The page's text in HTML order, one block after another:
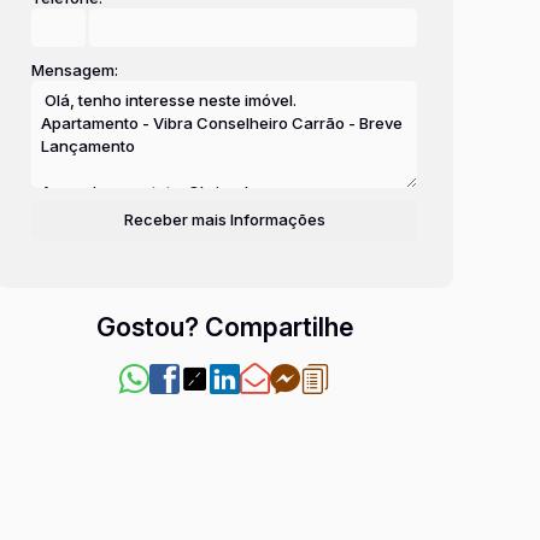
Mensagem:
Gostou? Compartilhe